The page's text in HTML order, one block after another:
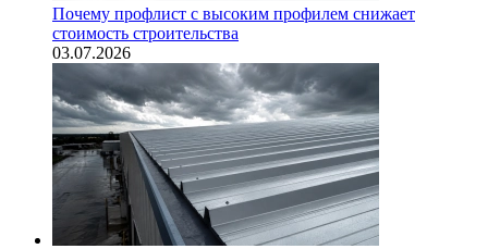
Почему профлист с высоким профилем снижает
стоимость строительства
03.07.2026